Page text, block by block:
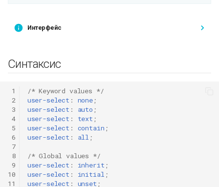
Интерфейс
Синтаксис
1
2
3
4
5
6
7
8
9
10
11
/* Keyword values */
user-select : none;
user-select : auto ;
user-select : text ;
user-select : contain ;
user-select : all ;
/* Global values */
user-select : inherit ;
user-select : initial ;
user-select : unset ;